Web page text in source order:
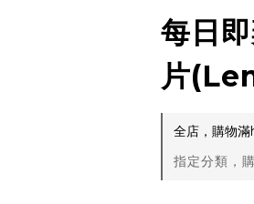
每日
片
全店，購物
指定分類，